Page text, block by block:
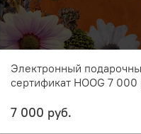
Электронный
сертификат HOOG 7 000
7 000 руб.